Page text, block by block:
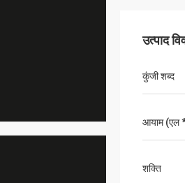
उत्पाद
कुंजी शब्द
आयाम (एल
शक्ति